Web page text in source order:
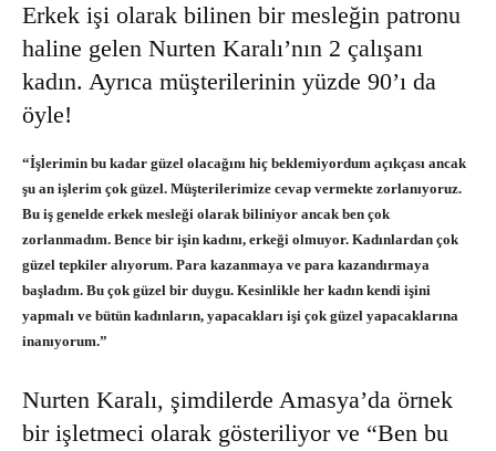
Erkek işi olarak bilinen bir mesleğin patronu
haline gelen Nurten Karalı’nın 2 çalışanı
kadın. Ayrıca müşterilerinin yüzde 90’ı da
öyle!
“İşlerimin bu kadar güzel olacağını hiç beklemiyordum açıkçası ancak
şu an işlerim çok güzel. Müşterilerimize cevap vermekte zorlanıyoruz.
Bu iş genelde erkek mesleği olarak biliniyor ancak ben çok
zorlanmadım. Bence bir işin kadını, erkeği olmuyor. Kadınlardan çok
güzel tepkiler alıyorum. Para kazanmaya ve para kazandırmaya
başladım. Bu çok güzel bir duygu. Kesinlikle her kadın kendi işini
yapmalı ve bütün kadınların, yapacakları işi çok güzel yapacaklarına
inanıyorum.”
Nurten Karalı, şimdilerde Amasya’da örnek
bir işletmeci olarak gösteriliyor ve “Ben bu